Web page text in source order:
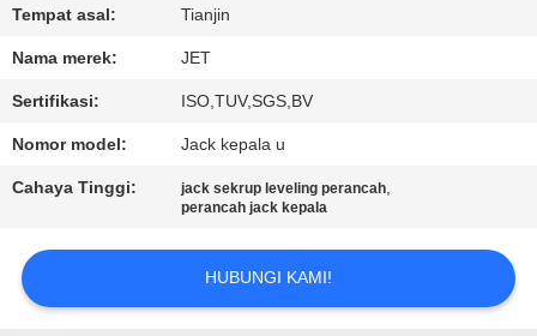
HUBUNGI
KAMI
PERMINTAAN
PENAWARAN
SITEMAP
Tempat asal: Tianjin
Nama merek: JET
Sertifikasi: ISO,TUV,SGS,BV
Nomor model: Jack kepala u
Cahaya Tinggi: jack sekrup leveling perancah,
perancah jack kepala
HUBUNGI KAMI!